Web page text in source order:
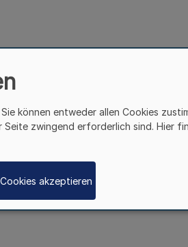
Sitz, Rechtsnatur
mit der
II. Organe des
können entweder allen Cookies
zwingend erforderlich sind. Hier
akzeptieren